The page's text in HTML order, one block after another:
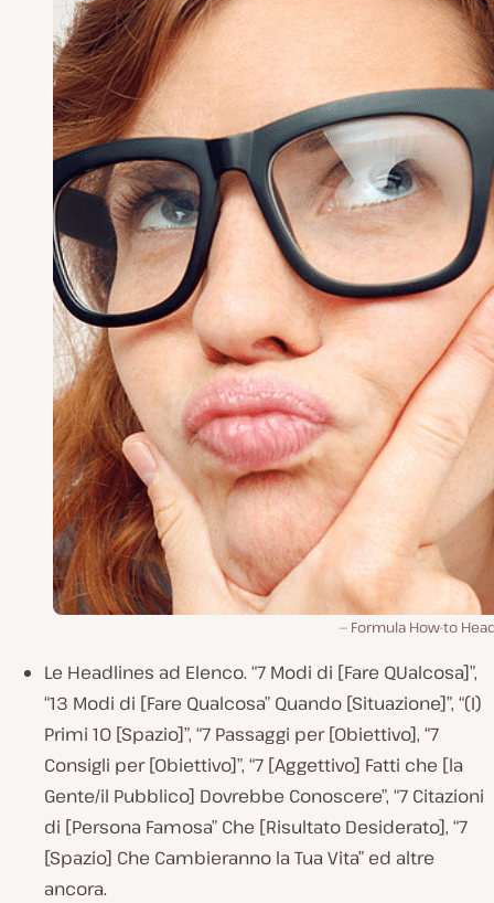
Formula How-to
Le Headlines ad Elenco. “7 Modi di [Fare QUalcosa]”,
“13 Modi di [Fare Qualcosa” Quando [Situazione]”, “(I)
Primi 10 [Spazio]”, “7 Passaggi per [Obiettivo], “7
Consigli per [Obiettivo]”, “7 [Aggettivo] Fatti che [la
Gente/il Pubblico] Dovrebbe Conoscere”, “7 Citazioni
di [Persona Famosa” Che [Risultato Desiderato], “7
[Spazio] Che Cambieranno la Tua Vita” ed altre
ancora.